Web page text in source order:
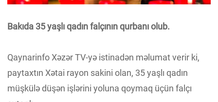
Bakıda 35 yaşlı qadın falçının qurbanı olub.
Qaynarinfo Xəzər TV-yə istinadən məlumat verir ki,
paytaxtın Xətai rayon sakini olan, 35 yaşlı qadın
müşkülə düşən işlərini yoluna qoymaq üçün falçı